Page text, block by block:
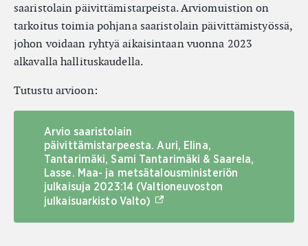
saaristolain päivittämistarpeista. Arviomuistion on
tarkoitus toimia pohjana saaristolain päivittämistyössä,
johon voidaan ryhtyä aikaisintaan vuonna 2023
alkavalla hallituskaudella.
Tutustu arvioon:
Arvio saaristolain
päivittämistarpeesta. Auri, Elina,
Tantarimäki, Sami Tantarimäki & Saarela,
Lasse. Maa- ja metsätalousministeriön
julkaisuja 2023:14 (Valtioneuvoston
julkaisuarkisto Valto) (Ulkoinen linkki)